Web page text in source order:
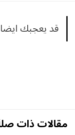
قد يعجبك ايضا
مقالات ذات